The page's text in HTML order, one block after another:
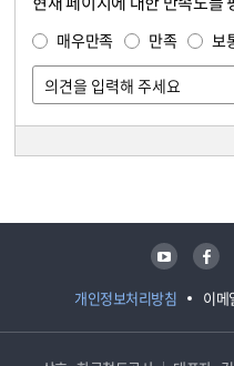
매우만족 만족 보
개인정보처리방침 이메
유튜브 페이스북